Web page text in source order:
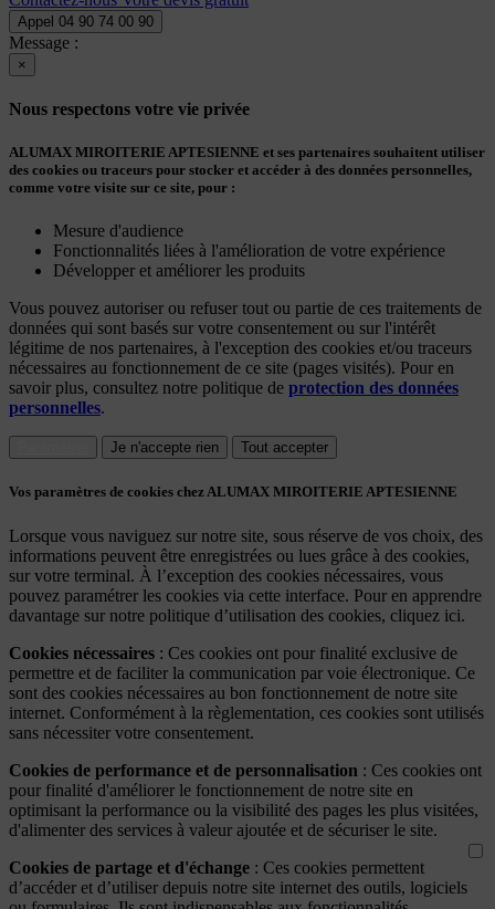
Appel 04 90 74 00 90
Message :
×
Nous respectons votre vie privée
ALUMAX MIROITERIE APTESIENNE et ses partenaires souhaitent utiliser
des cookies ou traceurs pour stocker et accéder à des données personnelles,
comme votre visite sur ce site, pour :
Mesure d'audience
Fonctionnalités liées à l'amélioration de votre expérience
Développer et améliorer les produits
Vous pouvez autoriser ou refuser tout ou partie de ces traitements de
données qui sont basés sur votre consentement ou sur l'intérêt
légitime de nos partenaires, à l'exception des cookies et/ou traceurs
nécessaires au fonctionnement de ce site (pages visités). Pour en
savoir plus, consultez notre politique de protection des données
personnelles.
Je n'accepte rien Tout accepter
Vos paramètres de cookies chez ALUMAX MIROITERIE APTESIENNE
Lorsque vous naviguez sur notre site, sous réserve de vos choix, des
informations peuvent être enregistrées ou lues grâce à des cookies,
sur votre terminal. À l’exception des cookies nécessaires, vous
pouvez paramétrer les cookies via cette interface. Pour en apprendre
davantage sur notre politique d’utilisation des cookies, cliquez ici.
Cookies nécessaires : Ces cookies ont pour finalité exclusive de
permettre et de faciliter la communication par voie électronique. Ce
sont des cookies nécessaires au bon fonctionnement de notre site
internet. Conformément à la règlementation, ces cookies sont utilisés
sans nécessiter votre consentement.
Cookies de performance et de personnalisation : Ces cookies ont
pour finalité d'améliorer le fonctionnement de notre site en
optimisant la performance ou la visibilité des pages les plus visitées,
d'alimenter des services à valeur ajoutée et de sécuriser le site.
Cookies de partage et d'échange : Ces cookies permettent
d’accéder et d’utiliser depuis notre site internet des outils, logiciels